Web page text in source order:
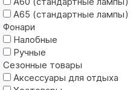
А65 (стандартные лампы)
Фонари
Налобные
Ручные
Сезонные товары
Аксессуары для отдыха